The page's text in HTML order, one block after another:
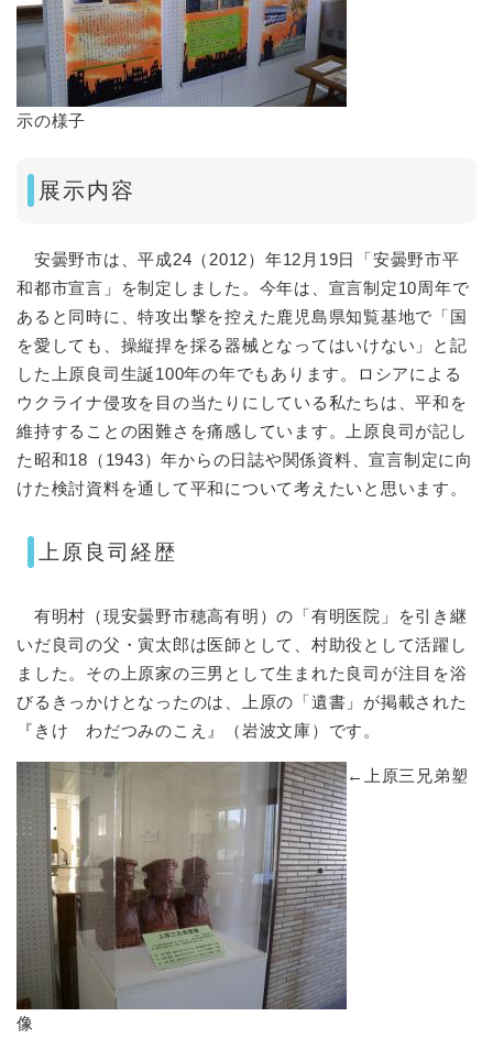
示の様子
展示内容
安曇野市は、平成24（2012）年12月19日「安曇野市平
和都市宣言」を制定しました。今年は、宣言制定10周年で
あると同時に、特攻出撃を控えた鹿児島県知覧基地で「国
を愛しても、操縦捍を採る器械となってはいけない」と記
した上原良司生誕100年の年でもあります。ロシアによる
ウクライナ侵攻を目の当たりにしている私たちは、平和を
維持することの困難さを痛感しています。上原良司が記し
た昭和18（1943）年からの日誌や関係資料、宣言制定に向
けた検討資料を通して平和について考えたいと思います。
上原良司経歴
有明村（現安曇野市穂高有明）の「有明医院」を引き継
いだ良司の父・寅太郎は医師として、村助役として活躍し
ました。その上原家の三男として生まれた良司が注目を浴
びるきっかけとなったのは、上原の「遺書」が掲載された
『きけ わだつみのこえ』（岩波文庫）です。
←上原三兄弟塑
像